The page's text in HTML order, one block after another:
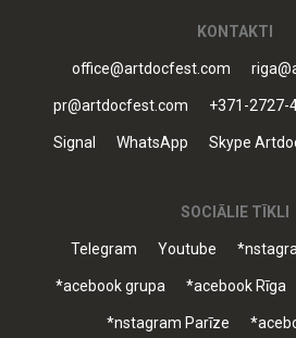
KONTAKTI
office@artdocfest.com
pr@artdocfest.com +371-2727-
Signal WhatsApp Skype
SOCIĀLIE TĪKLI
Telegram Youtube
*acebook grupa *acebook Rīga
*nstagram Parīze